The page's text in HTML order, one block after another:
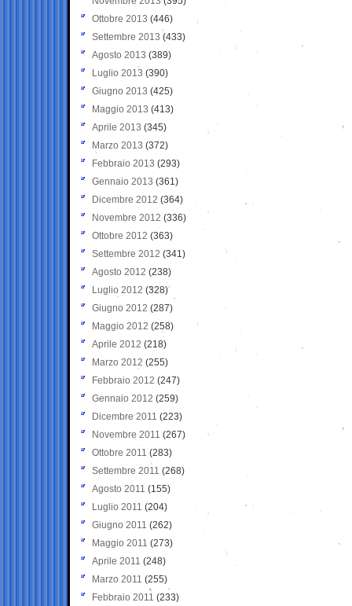
Ottobre 2013 (446)
Settembre 2013 (433)
Agosto 2013 (389)
Luglio 2013 (390)
Giugno 2013 (425)
Maggio 2013 (413)
Aprile 2013 (345)
Marzo 2013 (372)
Febbraio 2013 (293)
Gennaio 2013 (361)
Dicembre 2012 (364)
Novembre 2012 (336)
Ottobre 2012 (363)
Settembre 2012 (341)
Agosto 2012 (238)
Luglio 2012 (328)
Giugno 2012 (287)
Maggio 2012 (258)
Aprile 2012 (218)
Marzo 2012 (255)
Febbraio 2012 (247)
Gennaio 2012 (259)
Dicembre 2011 (223)
Novembre 2011 (267)
Ottobre 2011 (283)
Settembre 2011 (268)
Agosto 2011 (155)
Luglio 2011 (204)
Giugno 2011 (262)
Maggio 2011 (273)
Aprile 2011 (248)
Marzo 2011 (255)
Febbraio 2011 (233)